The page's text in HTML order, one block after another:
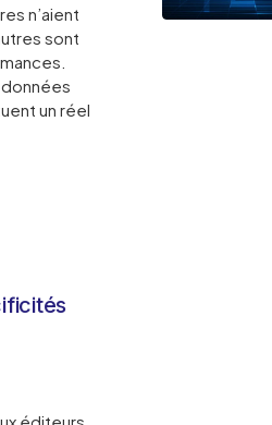
n’aient
sont
un réel